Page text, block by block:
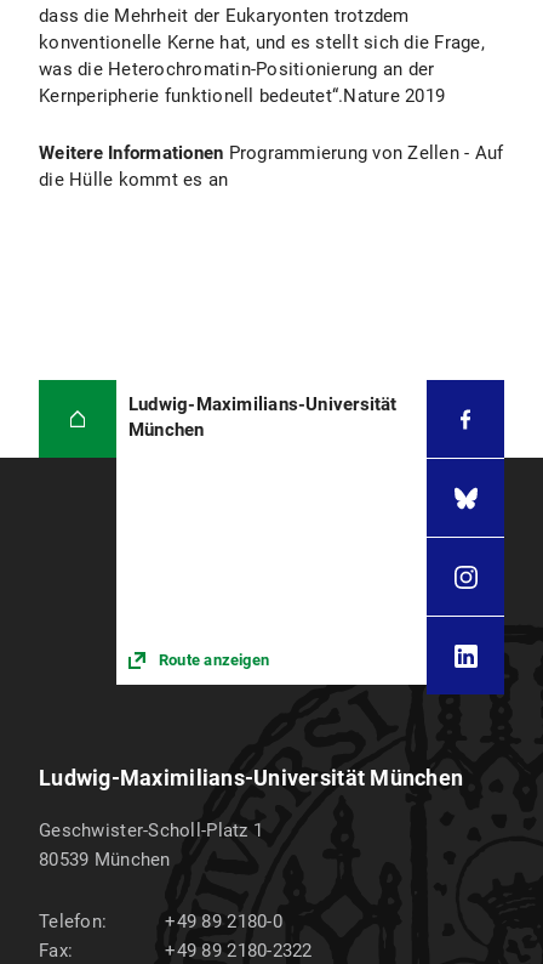
dass die Mehrheit der Eukaryonten trotzdem
konventionelle Kerne hat, und es stellt sich die Frage,
was die Heterochromatin-Positionierung an der
Kernperipherie funktionell bedeutet“.Nature 2019
Weitere Informationen Programmierung von Zellen - Auf
die Hülle kommt es an
Ludwig-Maximilians-Universität
München
Route anzeigen
Ludwig-Maximilians-Universität München
Geschwister-Scholl-Platz 1
80539 München
Telefon:
+49 89 2180-0
Fax:
+49 89 2180-2322